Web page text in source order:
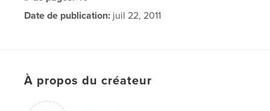
Date de publication: juil 22, 2011
À propos du créateur